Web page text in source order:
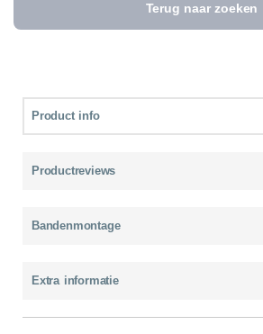
Terug naar zoeken
Product info
Productreviews
Bandenmontage
Extra informatie